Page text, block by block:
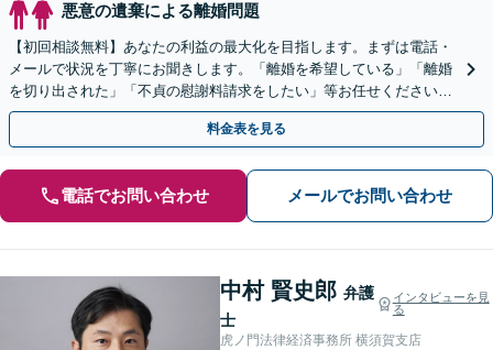
悪意の遺棄による離婚問題
【初回相談無料】あなたの利益の最大化を目指します。まずは電話・
メールで状況を丁寧にお聞きします。「離婚を希望している」「離婚
を切り出された」「不貞の慰謝料請求をしたい」等お任せください。
【リーズナブルな料金設定】
料金表を見る
電話でお問い合わせ メールでお問い合わせ
中村 賢史郎 弁護
士
インタビューを見
る
虎ノ門法律経済事務所 横須賀支店